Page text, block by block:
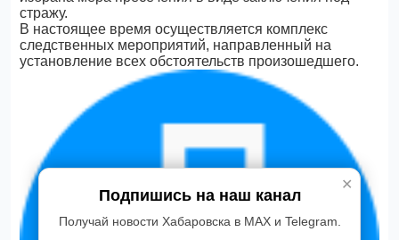
стражу.
В настоящее время осуществляется комплекс
следственных мероприятий, направленный на
установление всех обстоятельств произошедшего.
✕
Подпишись на наш канал
Получай новости Хабаровска в MAX и Telegram.